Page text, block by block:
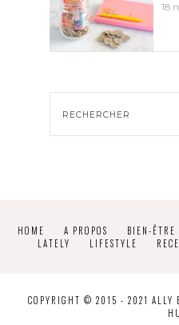
18
HOME A PROPOS BIEN-ÊTRE
LATELY
LIFESTYLE
COPYRIGHT © 2015 - 2021 ALLY